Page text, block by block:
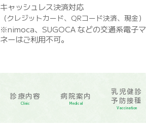
キャッシュレス決済対応
（クレジットカード、QRコード決済、現金）
※nimoca、SUGOCA などの交通系電子マ
ネーはご利用不可。
診療内容
Clinic
病院案内
Medical
乳児健診
予防接種
Vaccination